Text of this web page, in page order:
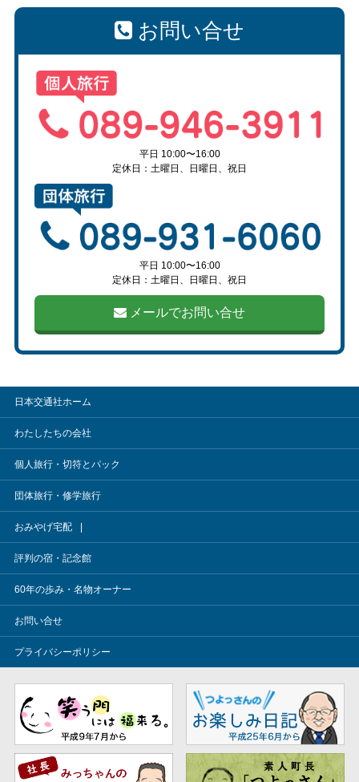
お問い合せ
平日 10:00〜16:00
定休日：土曜日、日曜日、祝日
平日 10:00〜16:00
定休日：土曜日、日曜日、祝日
メールでお問い合せ
日本交通社ホーム
わたしたちの会社
個人旅行・切符とパック
団体旅行・修学旅行
おみやげ宅配
評判の宿・記念館
60年の歩み・名物オーナー
お問い合せ
プライバシーポリシー